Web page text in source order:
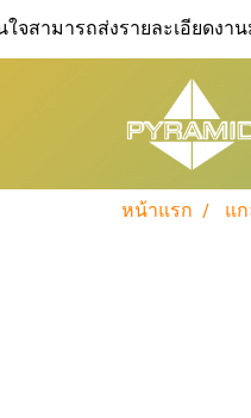
ใจสามารถส่งรายละเอียดงา
หน้าแรก แ